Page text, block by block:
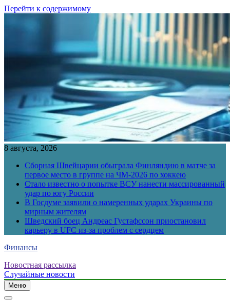
Перейти к содержимому
8 августа, 2026
Сборная Швейцарии обыграла Финляндию в матче за
первое место в группе на ЧМ-2026 по хоккею
Стало известно о попытке ВСУ нанести массированный
удар по югу России
В Госдуме заявили о намеренных ударах Украины по
мирным жителям
Шведский боец Андреас Густафссон приостановил
карьеру в UFC из-за проблем с сердцем
Финансы
Новостная рассылка
Случайные новости
Меню